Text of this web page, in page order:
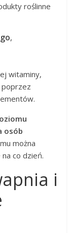
roślinne
,
witaminy,
osób
można
co dzień.
i